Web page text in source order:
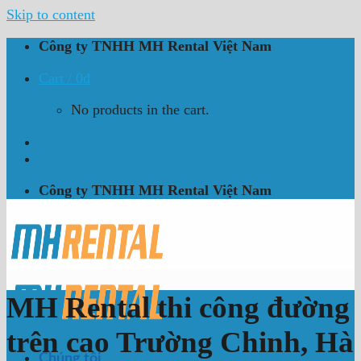
Skip to content
Công ty TNHH MH Rental Việt Nam
Cart / 0₫
No products in the cart.
Công ty TNHH MH Rental Việt Nam
MH Rental thi công đường
trên cao Trường Chinh, Hà